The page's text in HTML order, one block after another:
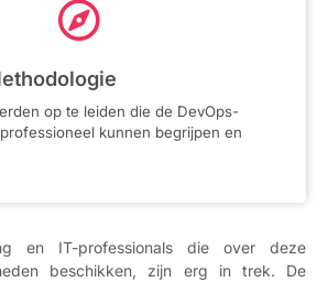
op te leiden die de DevOps-
kunnen begrijpen en
en IT-professionals die over deze
beschikken, zijn erg in trek. De